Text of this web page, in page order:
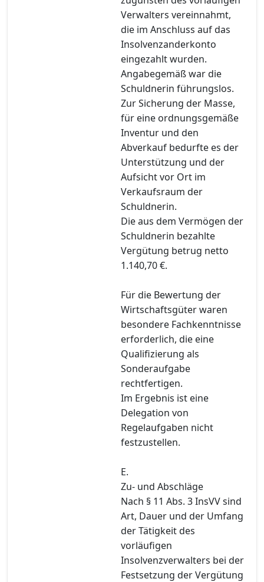
Verwalters vereinnahmt,
die im Anschluss auf das
Insolvenzanderkonto
eingezahlt wurden.
Angabegemäß war die
Schuldnerin führungslos.
Zur Sicherung der Masse,
für eine ordnungsgemäße
Inventur und den
Abverkauf bedurfte es der
Unterstützung und der
Aufsicht vor Ort im
Verkaufsraum der
Schuldnerin.
Die aus dem Vermögen der
Schuldnerin bezahlte
Vergütung betrug netto
1.140,70 €.
Für die Bewertung der
Wirtschaftsgüter waren
besondere Fachkenntnisse
erforderlich, die eine
Qualifizierung als
Sonderaufgabe
rechtfertigen.
Im Ergebnis ist eine
Delegation von
Regelaufgaben nicht
festzustellen.
E.
Zu- und Abschläge
Nach § 11 Abs. 3 InsVV sind
Art, Dauer und der Umfang
der Tätigkeit des
vorläufigen
Insolvenzverwalters bei der
Festsetzung der Vergütung